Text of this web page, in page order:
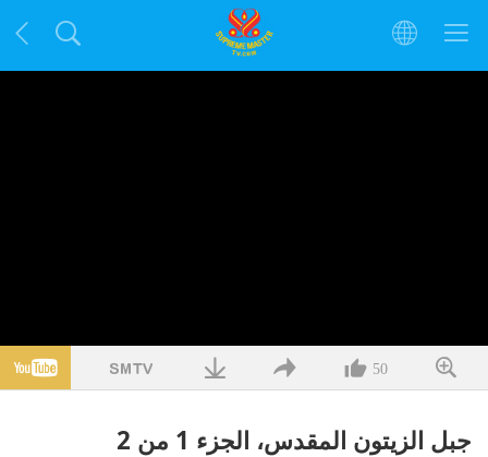
50
جبل الزيتون المقدس، الجزء 1 من 2